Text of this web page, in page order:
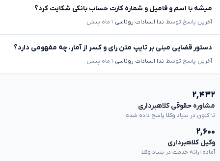
میشه با اسم و فامیل و شماره کارت حساب بانکی شکایت کرد؟
آخرین پاسخ توسط ندا السادات روناسی ۱ ماه پیش
دستور قضایی مبنی بر تایپ متن رای و کسر از آمار، چه مفهومی دارد؟
آخرین پاسخ توسط ندا السادات روناسی ۱ ماه پیش
۲,۴۳۲
مشاوره حقوقی کلاهبرداری
تا کنون در بنیاد وکلا پاسخ داده شده
۲,۶۰۰
وکیل کلاهبرداری
آماده ارائه خدمت در بنیاد وکلا